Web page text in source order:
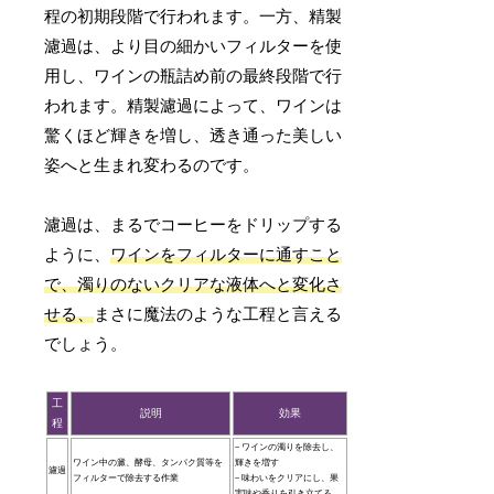
程の初期段階で行われます。一方、精製
濾過は、より目の細かいフィルターを使
用し、ワインの瓶詰め前の最終段階で行
われます。精製濾過によって、ワインは
驚くほど輝きを増し、透き通った美しい
姿へと生まれ変わるのです。
濾過は、まるでコーヒーをドリップする
ように、ワインをフィルターに通すこと
で、濁りのないクリアな液体へと変化さ
せる、まさに魔法のような工程と言える
でしょう。
工
程
説明 効果
濾過
ワイン中の澱、酵母、タンパク質等を
フィルターで除去する作業
– ワインの濁りを除去し、
輝きを増す
– 味わいをクリアにし、果